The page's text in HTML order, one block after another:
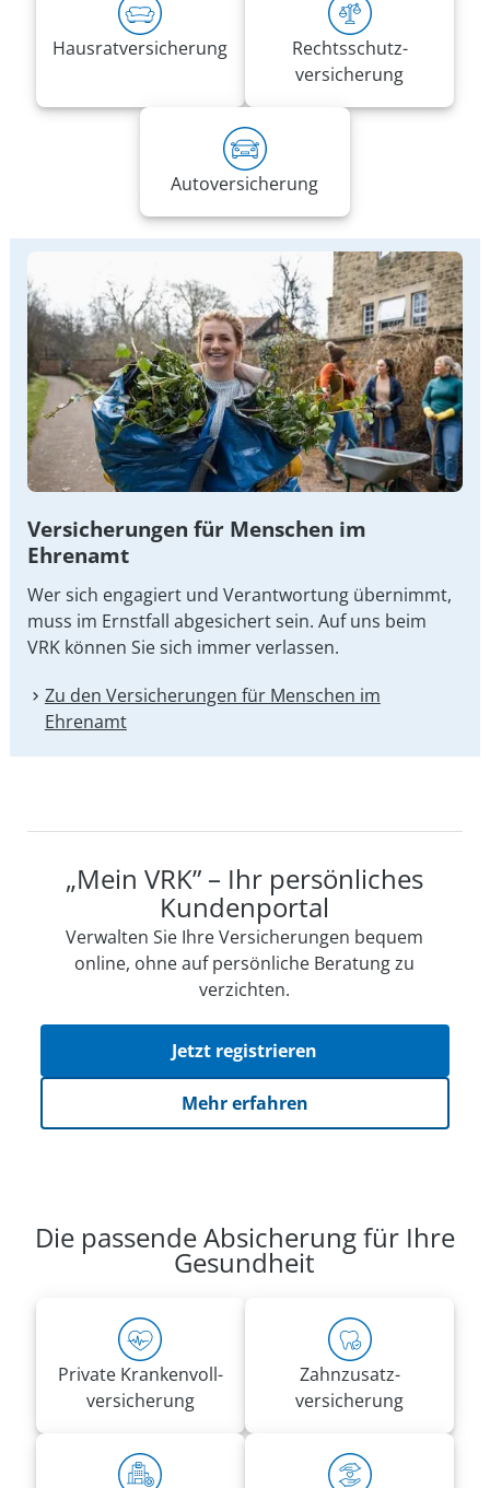
Hausrat­versicherung
Rechts­schutz­
versicherung
Auto­versicherung
Versicherungen für Menschen im
Ehrenamt
Wer sich engagiert und Verantwortung übernimmt,
muss im Ernstfall abgesichert sein. Auf uns beim
VRK können Sie sich immer verlassen.
Zu den Versicherungen für Menschen im
Ehrenamt
„Mein VRK” – Ihr persönliches
Kundenportal
Verwalten Sie Ihre Versicherungen bequem
online, ohne auf persön­li­che Beratung zu
verzichten.
Jetzt registrieren
Mehr erfahren
Die passende Absicherung für Ihre
Gesundheit
Private Kranken­voll­
versicherung
Zahnzusatz­
versicherung